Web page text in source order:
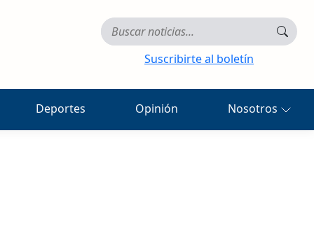
Suscribirte al boletín
Deportes Opinión Nosotros